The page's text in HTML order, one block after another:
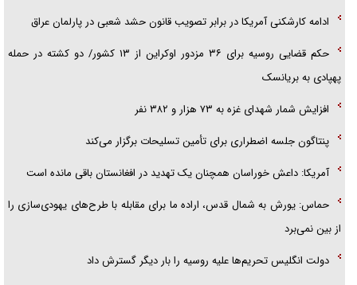
ادامه کارشکنی آمریکا در برابر تصویب قانون حشد شعبی در پارلمان عراق
حکم قضایی روسیه برای ۳۶ مزدور اوکراین از ۱۳ کشور/ دو کشته در حمله
پهپادی به بریانسک
افزایش شمار شهدای غزه به ۷۳ هزار و ۳۸۲ نفر
پنتاگون جلسه اضطراری برای تأمین تسلیحات برگزار می‌کند
آمریکا: داعش خوراسان همچنان یک تهدید در افغانستان باقی مانده است
حماس: یورش به شمال قدس، اراده ما برای مقابله با طرح‌های یهودی‌سازی را
از بین نمی‌برد
دولت انگلیس تحریم‌ها علیه روسیه را بار دیگر گسترش داد